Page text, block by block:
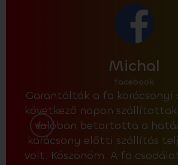
Michal
facebook
Garantálták a fa karácsonyi
következő napon
valóban betartotta a
karácsony előtti szállítás
volt. Köszönöm. A fa